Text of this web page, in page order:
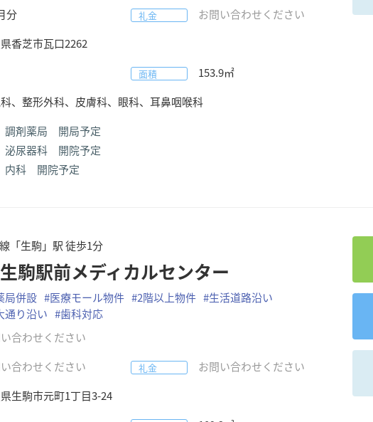
分 礼金 お問い合わせください
香芝市瓦口2262
面積 153.9㎡
、整形外科、皮膚科、眼科、耳鼻咽喉科
調剤薬局 開局予定
泌尿器科 開院予定
内科 開院予定
「生駒」駅 徒歩1分
駒駅前メディカルセンター
局併設 #医療モール物件 #2階以上物件 #生活道路沿い
通り沿い #歯科対応
合わせください
合わせください 礼金 お問い合わせください
生駒市元町1丁目3-24